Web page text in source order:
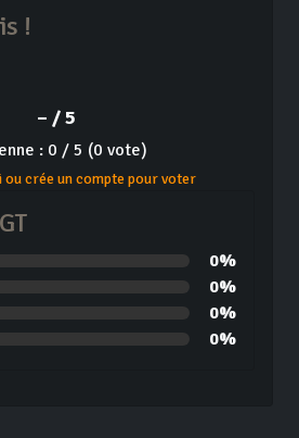
!
– / 5
: 0 / 5 (0 vote)
crée un compte pour voter
0%
0%
0%
0%